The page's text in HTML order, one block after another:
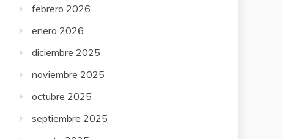
febrero 2026
enero 2026
diciembre 2025
noviembre 2025
octubre 2025
septiembre 2025